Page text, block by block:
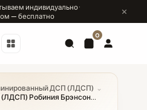
индивидуально ·
— бесплатно
0
ДСП (ЛДСП) ⌄
Робиния Брэнсон...